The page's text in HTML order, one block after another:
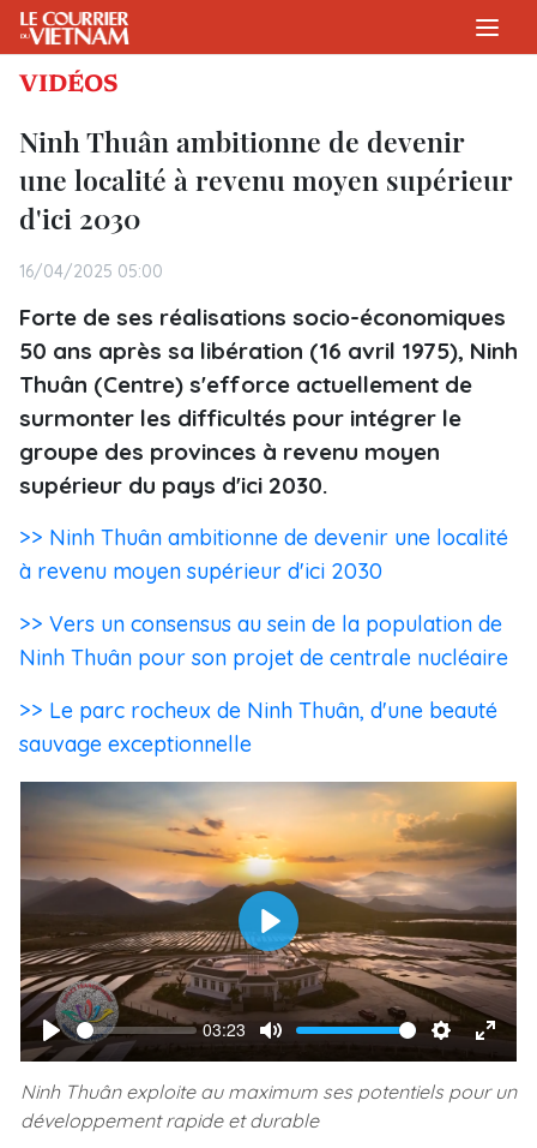
VIDÉOS
Ninh Thuân ambitionne de devenir
une localité à revenu moyen supérieur
d'ici 2030
16/04/2025 05:00
Forte de ses réalisations socio-économiques
50 ans après sa libération (16 avril 1975), Ninh
Thuân (Centre) s'efforce actuellement de
surmonter les difficultés pour intégrer le
groupe des provinces à revenu moyen
supérieur du pays d'ici 2030.
>> Ninh Thuân ambitionne de devenir une localité
à revenu moyen supérieur d'ici 2030
>> Vers un consensus au sein de la population de
Ninh Thuân pour son projet de centrale nucléaire
>> Le parc rocheux de Ninh Thuân, d'une beauté
sauvage exceptionnelle
P
l
a
y
P
l
a
S
e
e
03:23
M
u
t
V
o
l
S
e
E
n
Ninh Thuân exploite au maximum ses potentiels pour un
développement rapide et durable